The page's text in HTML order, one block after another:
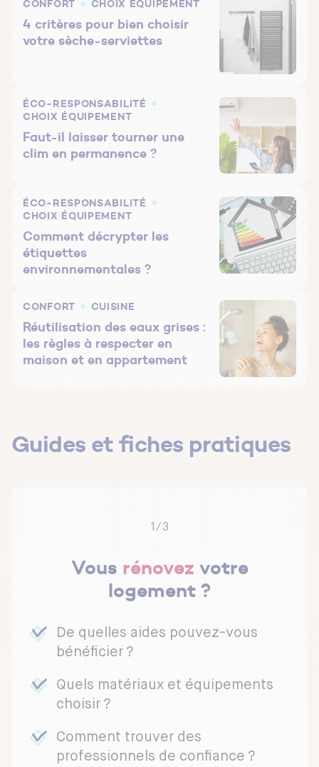
CONFORT CHOIX ÉQUIPEMENT
4 critères pour bien choisir
votre sèche-serviettes
ÉCO-RESPONSABILITÉ
CHOIX ÉQUIPEMENT
Faut-il laisser tourner une
clim en permanence ?
ÉCO-RESPONSABILITÉ
CHOIX ÉQUIPEMENT
Comment décrypter les
étiquettes
environnementales ?
CONFORT CUISINE
Réutilisation des eaux grises :
les règles à respecter en
maison et en appartement
Guides et fiches pratiques
1/3
Vous rénovez votre
logement ?
De quelles aides pouvez-vous
bénéficier ?
Quels matériaux et équipements
choisir ?
Comment trouver des
professionnels de confiance ?